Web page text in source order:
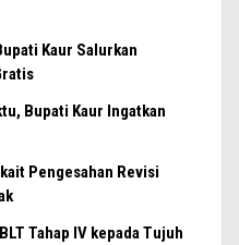
Kaur Salurkan
Bupati Kaur Ingatkan
Pengesahan Revisi
Tahap IV kepada Tujuh